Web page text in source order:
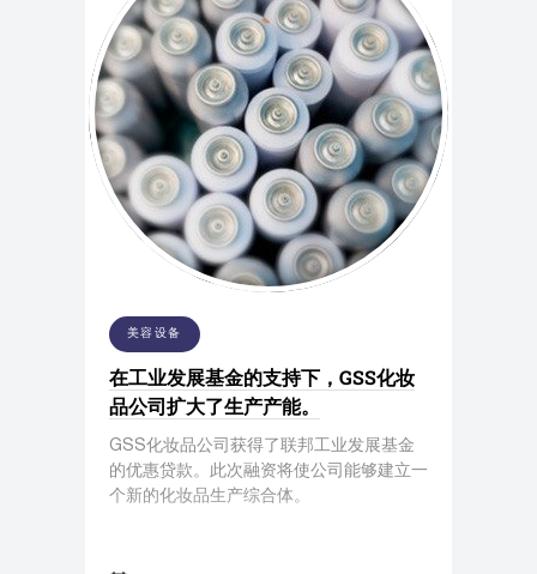
美容设备
在工业发展基金的支持下，GSS化妆
品公司扩大了生产产能。
GSS化妆品公司获得了联邦工业发展基金
的优惠贷款。此次融资将使公司能够建立一
个新的化妆品生产综合体。